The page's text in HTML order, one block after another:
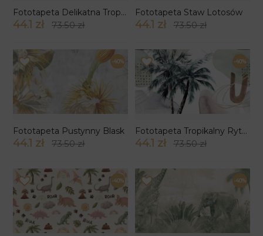
Fototapeta Delikatna Tropikalna Mgła
44.1 zł 73.50 zł
Fototapeta Staw Lotosów
44.1 zł 73.50 zł
-40%
Fototapeta Pustynny Blask
44.1 zł 73.50 zł
-40%
Fototapeta Tropikalny Rytm
44.1 zł 73.50 zł
-40% -40%